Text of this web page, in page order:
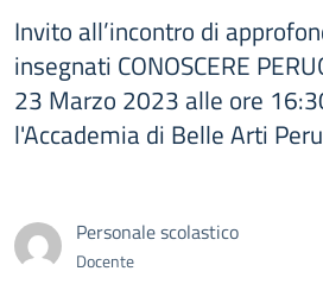
Invito all’incontro di
insegnati CONOSCERE
23 Marzo 2023 alle ore
l'Accademia di Belle Arti
Personale scolastico
Docente